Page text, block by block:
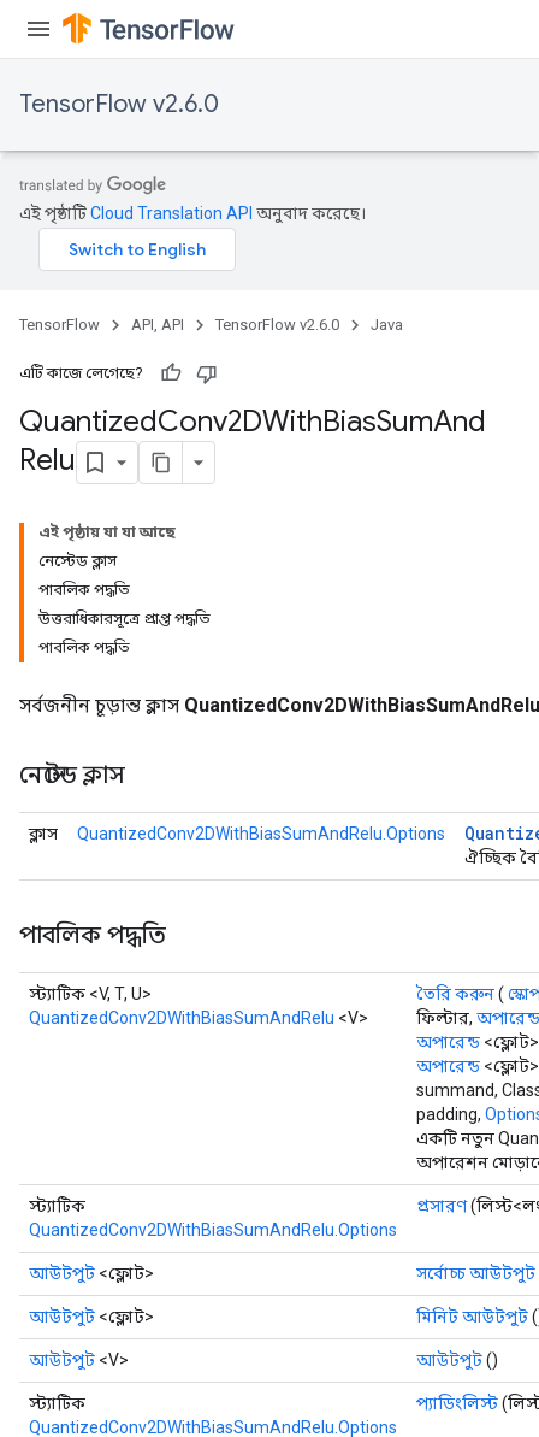
TensorFlow v2.6.0
এই পৃষ্ঠাটিCloud Translation API অনুবাদ করেছে।
TensorFlow API, API TensorFlow v2.6.0 Java
এটি কাজে লেগেছে?
QuantizedConv2DWithBiasSumAnd
Relu
এই পৃষ্ঠায় যা যা আছে
নেস্টেড ক্লাস
পাবলিক পদ্ধতি
উত্তরাধিকারসূত্রে প্রাপ্ত পদ্ধতি
পাবলিক পদ্ধতি
সর্বজনীন চূড়ান্ত ক্লাস QuantizedConv2DWithBiasSumAndRelu
নেস্টেড ক্লাস
ক্লাস QuantizedConv2DWithBiasSumAndRelu.Options
ঐচ্ছিক
পাবলিক পদ্ধতি
স্ট্যাটিক <V, T, U>
QuantizedConv2DWithBiasSumAndRelu <V>
তৈরি করুন(
ফিল্টার, অপারেন্ড
অপারেন্ড
অপারেন্ড
summand,
padding,
একটি নতুন
অপারেশন
স্ট্যাটিক
QuantizedConv2DWithBiasSumAndRelu.Options
প্রসারণ
আউটপুট <ফ্লোট> সর্বোচ্চ আউটপুট
আউটপুট <ফ্লোট> মিনিট আউটপুট
আউটপুট <V> আউটপুট()
স্ট্যাটিক
QuantizedConv2DWithBiasSumAndRelu.Options
প্যাডিংলিস্ট